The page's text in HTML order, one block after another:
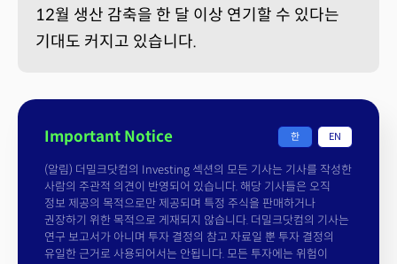
12월 생산 감축을 한 달 이상 연기할 수 있다는
기대도 커지고 있습니다.
Important Notice 한 EN
(알림) 더밀크닷컴의 Investing 섹션의 모든 기사는 기사를 작성한
사람의 주관적 의견이 반영되어 있습니다. 해당 기사들은 오직
정보 제공의 목적으로만 제공되며 특정 주식을 판매하거나
권장하기 위한 목적으로 게재되지 않습니다. 더밀크닷컴의 기사는
연구 보고서가 아니며 투자 결정의 참고 자료일 뿐 투자 결정의
유일한 근거로 사용되어서는 안됩니다. 모든 투자에는 위험이